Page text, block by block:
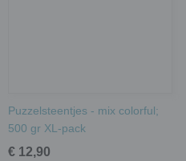
Puzzelsteentjes - mix colorful;
500 gr XL-pack
€ 12,90